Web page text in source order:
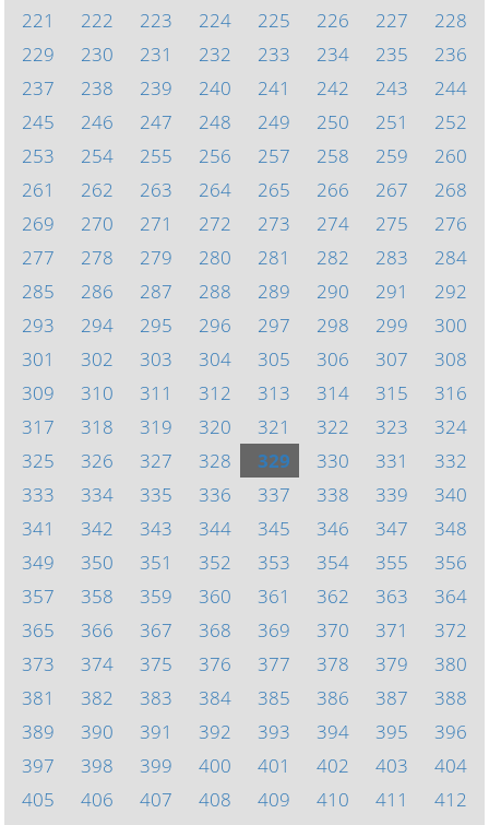
221
222 223 224 225 226 227
228
229
230 231 232 233 234 235
236
237
238 239 240 241 242 243
244
245
246 247 248 249 250 251
252
253
254 255 256 257 258 259
260
261
262 263 264 265 266 267
268
269
270 271 272 273 274 275
276
277
278 279 280 281 282 283
284
285
286 287 288 289 290 291
292
293
294 295 296 297 298 299
300
301
302 303 304 305 306 307
308
309
310 311 312 313 314 315
316
317
318 319 320 321 322 323
324
325
326 327 328 329 330 331
332
333
334 335 336 337 338 339
340
341
342 343 344 345 346 347
348
349
350 351 352 353 354 355
356
357
358 359 360 361 362 363
364
365
366 367 368 369 370 371
372
373
374 375 376 377 378 379
380
381
382 383 384 385 386 387
388
389
390 391 392 393 394 395
396
397
398 399 400 401 402 403
404
405
406 407 408 409 410 411
412